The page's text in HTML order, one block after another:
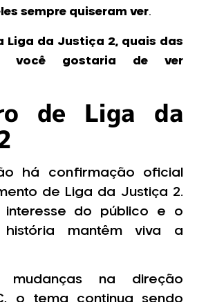
sempre quiseram ver.
Liga da Justiça 2, quais das
você gostaria de ver
de Liga da
há confirmação oficial
de Liga da Justiça 2.
interesse do público e o
mantêm viva a
mudanças na direção
o tema continua sendo